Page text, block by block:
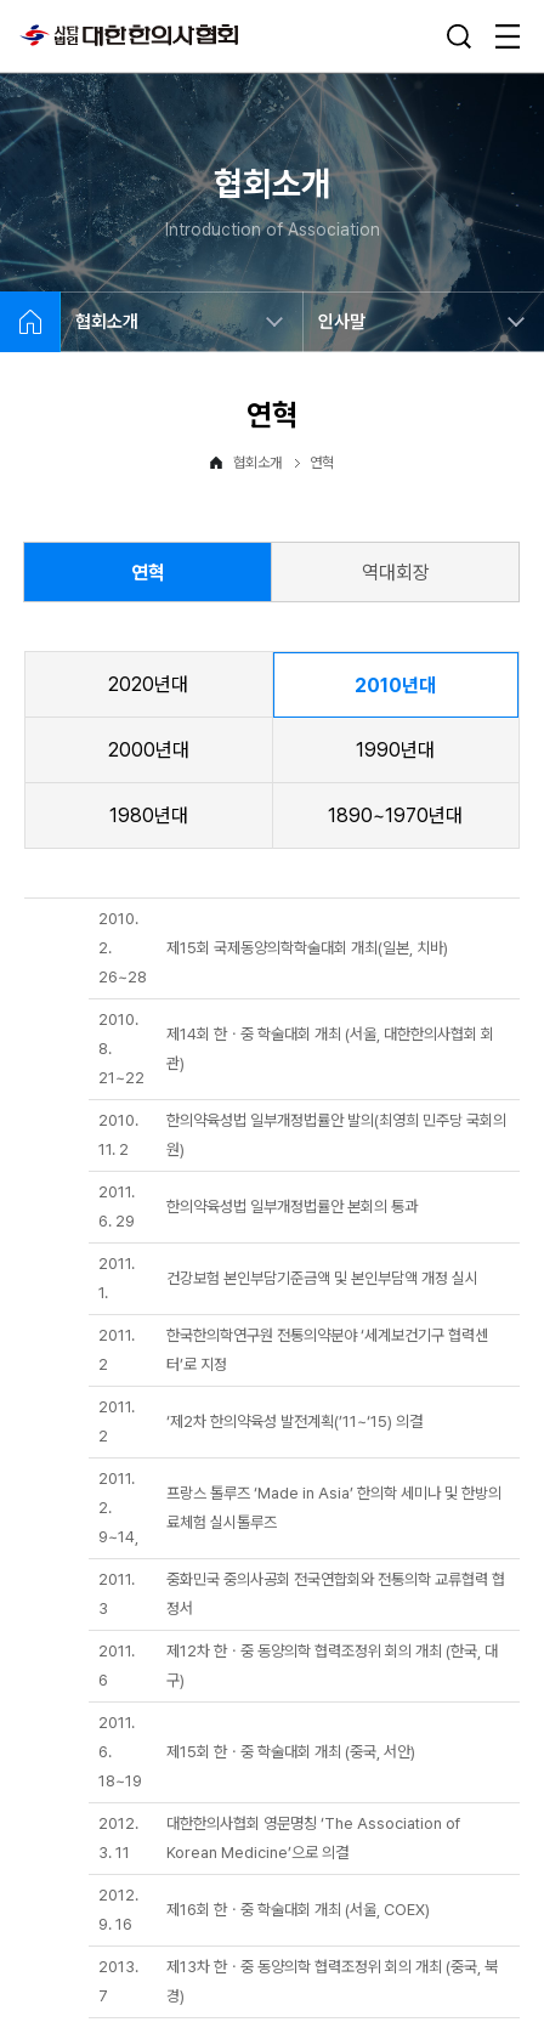
협회소개
Introduction of Association
협회소개 인사말
연혁
협회소개 연혁
연혁 역대회장
2020년대 2010년대
2000년대 1990년대
1980년대 1890~1970년대
2010.
2.
26~28
제15회 국제동양의학학술대회 개최(일본, 치바)
2010.
8.
21~22
제14회 한ㆍ중 학술대회 개최 (서울, 대한한의사협회 회
관)
2010.
11. 2
한의약육성법 일부개정법률안 발의(최영희 민주당 국회의
원)
2011.
6. 29
한의약육성법 일부개정법률안 본회의 통과
2011.
1.
건강보험 본인부담기준금액 및 본인부담액 개정 실시
2011.
2
한국한의학연구원 전통의약분야 ‘세계보건기구 협력센
터’로 지정
2011.
2
‘제2차 한의약육성 발전계획(’11~‘15) 의결
2011.
2.
9~14,
프랑스 톨루즈 ‘Made in Asia’ 한의학 세미나 및 한방의
료체험 실시톨루즈
2011.
3
중화민국 중의사공회 전국연합회와 전통의학 교류협력 협
정서
2011.
6
제12차 한ㆍ중 동양의학 협력조정위 회의 개최 (한국, 대
구)
2011.
6.
18~19
제15회 한ㆍ중 학술대회 개최 (중국, 서안)
2012.
3. 11
대한한의사협회 영문명칭 ‘The Association of
Korean Medicine’으로 의결
2012.
9. 16
제16회 한ㆍ중 학술대회 개최 (서울, COEX)
2013.
7
제13차 한ㆍ중 동양의학 협력조정위 회의 개최 (중국, 북
경)